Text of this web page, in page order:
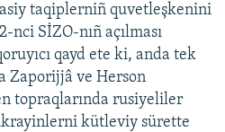
taqiplerniñ quvetleşkenini
nci SİZO-nıñ açılması
qayd ete ki, anda tek
Zaporijjâ ve Herson
topraqlarında rusiyeliler
kütleviy sürette